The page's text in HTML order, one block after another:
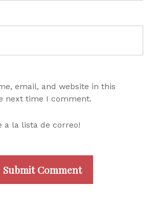
email, and website in this
next time I comment.
a la lista de correo!